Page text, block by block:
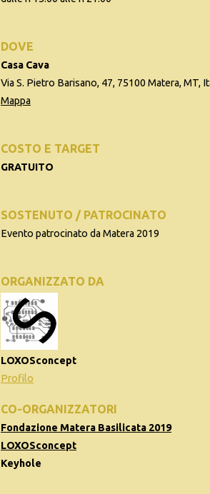
DOVE
Casa Cava
Via S. Pietro Barisano, 47, 75100 Matera, MT,
Mappa
COSTO E TARGET
GRATUITO
SOSTENUTO / PATROCINATO
Evento patrocinato da Matera 2019
ORGANIZZATO DA
LOXOSconcept
Profilo
CO-ORGANIZZATORI
Fondazione Matera Basilicata 2019
LOXOSconcept
Keyhole